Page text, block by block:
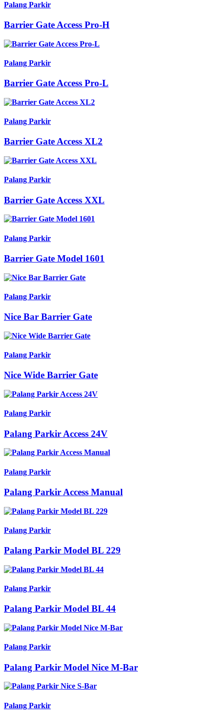
Palang Parkir
Barrier Gate Access Pro-H
Palang Parkir
Barrier Gate Access Pro-L
Palang Parkir
Barrier Gate Access XL2
Palang Parkir
Barrier Gate Access XXL
Palang Parkir
Barrier Gate Model 1601
Palang Parkir
Nice Bar Barrier Gate
Palang Parkir
Nice Wide Barrier Gate
Palang Parkir
Palang Parkir Access 24V
Palang Parkir
Palang Parkir Access Manual
Palang Parkir
Palang Parkir Model BL 229
Palang Parkir
Palang Parkir Model BL 44
Palang Parkir
Palang Parkir Model Nice M-Bar
Palang Parkir